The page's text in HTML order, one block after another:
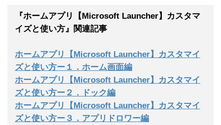
『ホームアプリ【Microsoft Launcher】カスタマ
イズと使い方』関連記事
ホームアプリ【Microsoft Launcher】カスタマイ
ズと使い方ー１．ホーム画面編
ホームアプリ【Microsoft Launcher】カスタマイ
ズと使い方ー２．ドック編
ホームアプリ【Microsoft Launcher】カスタマイ
ズと使い方ー３．アプリドロワー編